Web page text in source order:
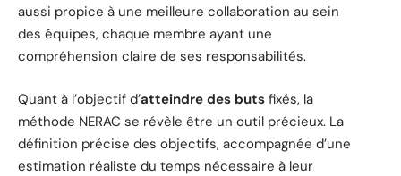
aussi propice à une meilleure collaboration au sein
des équipes, chaque membre ayant une
compréhension claire de ses responsabilités.
Quant à l’objectif d’atteindre des buts fixés, la
méthode NERAC se révèle être un outil précieux. La
définition précise des objectifs, accompagnée d’une
estimation réaliste du temps nécessaire à leur